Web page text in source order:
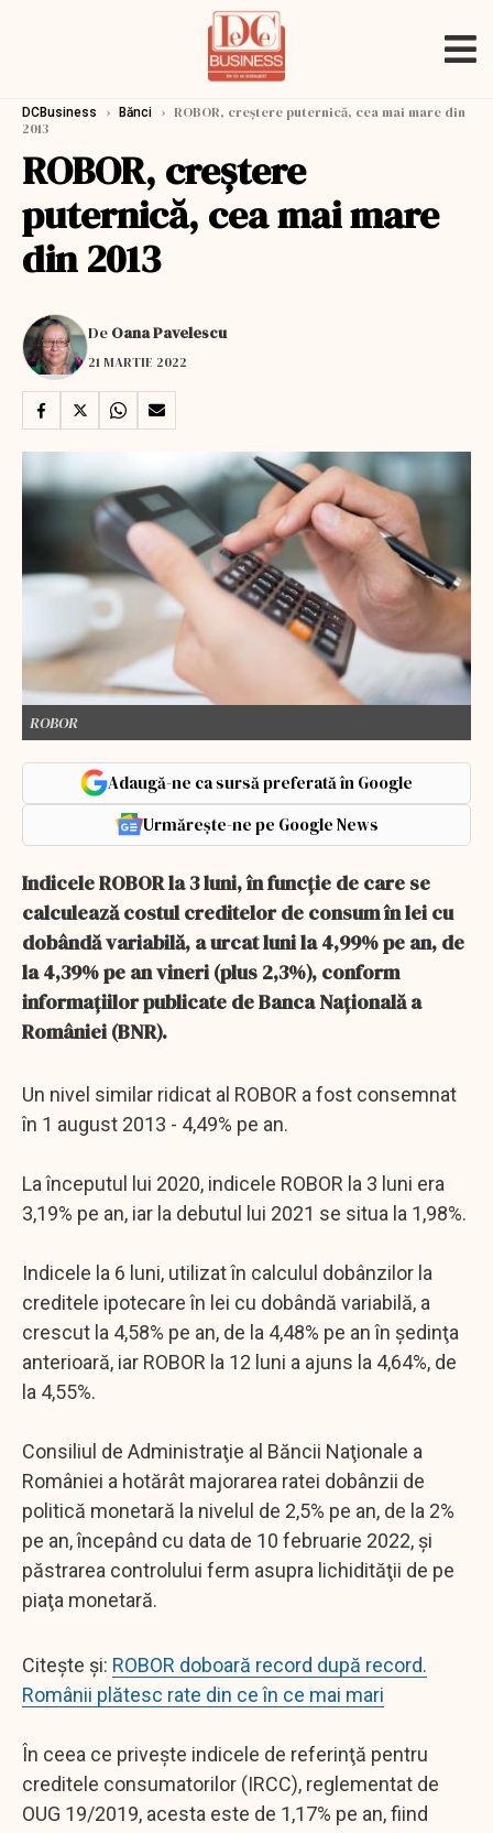
DCBusiness › Bănci › ROBOR, creștere puternică, cea mai mare din
2013
ROBOR, creștere
puternică, cea mai mare
din 2013
De Oana Pavelescu
21 MARTIE 2022
ROBOR
Adaugă-ne ca sursă preferată în Google
Urmărește-ne pe Google News
Indicele ROBOR la 3 luni, în funcţie de care se
calculează costul creditelor de consum în lei cu
dobândă variabilă, a urcat luni la 4,99% pe an, de
la 4,39% pe an vineri (plus 2,3%), conform
informaţiilor publicate de Banca Naţională a
României (BNR).
Un nivel similar ridicat al ROBOR a fost consemnat
în 1 august 2013 - 4,49% pe an.
La începutul lui 2020, indicele ROBOR la 3 luni era
3,19% pe an, iar la debutul lui 2021 se situa la 1,98%.
Indicele la 6 luni, utilizat în calculul dobânzilor la
creditele ipotecare în lei cu dobândă variabilă, a
crescut la 4,58% pe an, de la 4,48% pe an în şedinţa
anterioară, iar ROBOR la 12 luni a ajuns la 4,64%, de
la 4,55%.
Consiliul de Administraţie al Băncii Naţionale a
României a hotărât majorarea ratei dobânzii de
politică monetară la nivelul de 2,5% pe an, de la 2%
pe an, începând cu data de 10 februarie 2022, şi
păstrarea controlului ferm asupra lichidităţii de pe
piaţa monetară.
Citește și: ROBOR doboară record după record.
Românii plătesc rate din ce în ce mai mari
În ceea ce priveşte indicele de referinţă pentru
creditele consumatorilor (IRCC), reglementat de
OUG 19/2019, acesta este de 1,17% pe an, fiind